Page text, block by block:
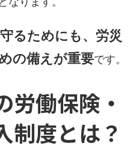
るためにも、労災
の備えが重要です。
労働保険・
制度とは？